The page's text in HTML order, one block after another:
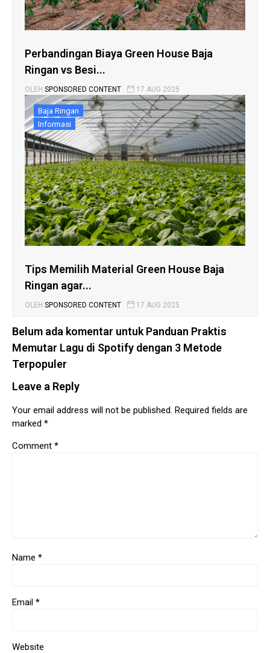
Perbandingan Biaya Green House Baja
Ringan vs Besi...
OLEH SPONSORED CONTENT 17 AUG 2025
Baja Ringan
Informasi
Tips Memilih Material Green House Baja
Ringan agar...
OLEH SPONSORED CONTENT 17 AUG 2025
Belum ada komentar untuk Panduan Praktis
Memutar Lagu di Spotify dengan 3 Metode
Terpopuler
Leave a Reply
Your email address will not be published. Required fields are
marked *
Comment *
Name *
Email *
Website